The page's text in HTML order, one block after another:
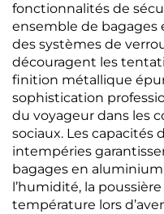
fonctionnalités de
ensemble de
des systèmes de
découragent les
finition métallique
sophistication
du voyageur dans les
sociaux. Les capacités
intempéries
bagages en
l’humidité, la
température lors